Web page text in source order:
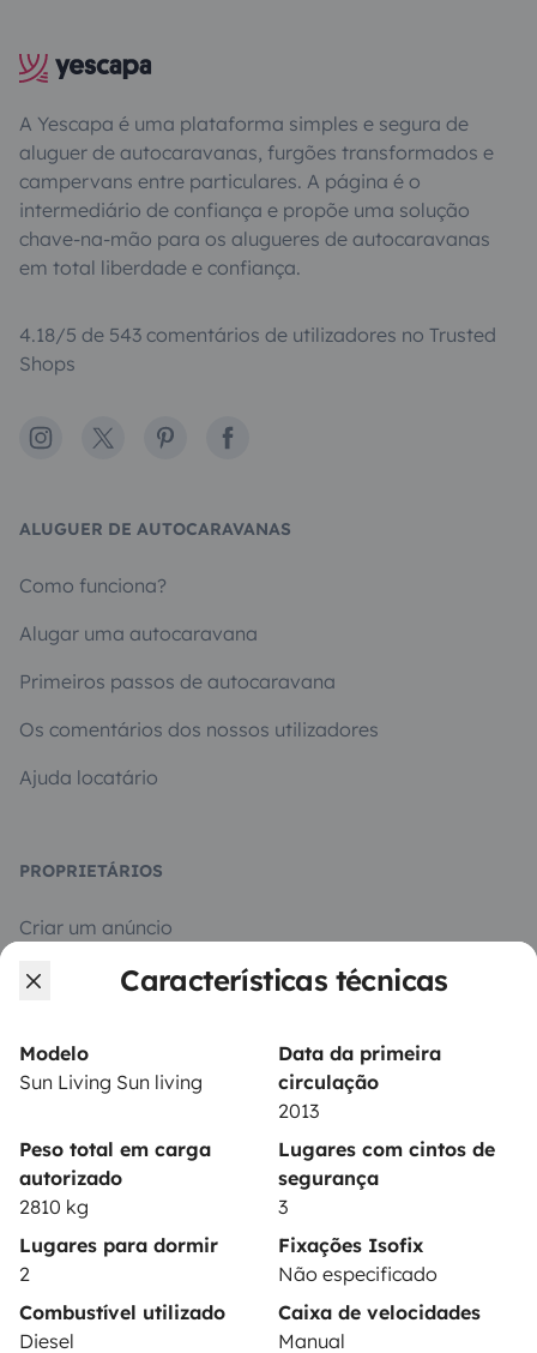
Características técnicas
Modelo
Sun Living Sun living
Data da primeira
circulação
2013
Peso total em carga
autorizado
2810 kg
Lugares com cintos de
segurança
3
Lugares para dormir
2
Fixações Isofix
Não especificado
Combustível utilizado
Diesel
Caixa de velocidades
Manual
A Yescapa é uma plataforma simples e segura de
aluguer de autocaravanas, furgões transformados e
campervans entre particulares. A página é o
intermediário de confiança e propõe uma solução
chave-na-mão para os alugueres de autocaravanas
em total liberdade e confiança.
4.18/5 de 543 comentários de utilizadores no Trusted
Shops
Instagram
X PinterestFacebook
ALUGUER DE AUTOCARAVANAS
Como funciona?
Alugar uma autocaravana
Primeiros passos de autocaravana
Os comentários dos nossos utilizadores
Ajuda locatário
PROPRIETÁRIOS
Criar um anúncio
Contrato de aluguer
Assistências de aluguer
Modos de pagamento seguros
Pagamento em prestações